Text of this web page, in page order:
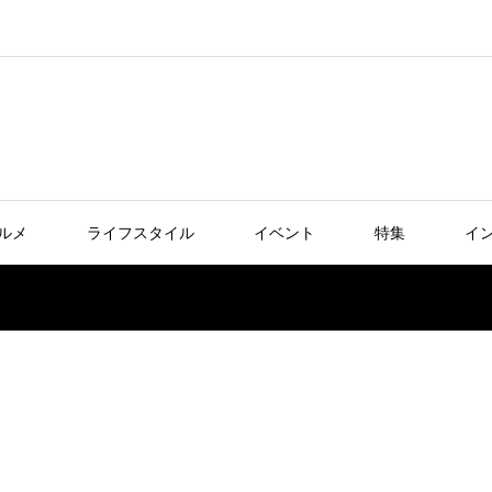
メ ライフスタイル イベント 特集 イ